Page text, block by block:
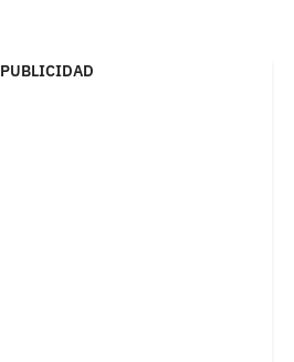
PUBLICIDAD